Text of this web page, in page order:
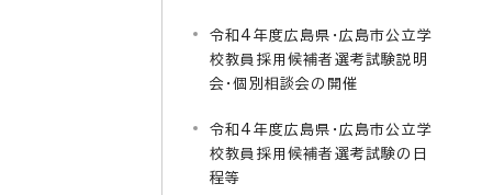
令和4年度広島県・広島市公立学
校教員採用候補者選考試験説明
会・個別相談会の開催
令和4年度広島県・広島市公立学
校教員採用候補者選考試験の日
程等